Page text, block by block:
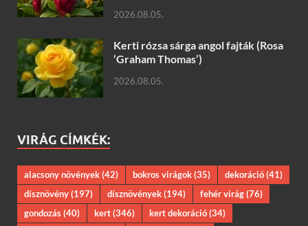
2026.08.05.
Kerti rózsa sárga angol fajták (Rosa
‘Graham Thomas’)
2026.08.05.
VIRÁG CÍMKÉK:
alacsony növények(42) bokros virágok(35) dekoráció(41)
dísznövény(197) dísznövények(194) fehér virág(76)
gondozás(40) kert(346) kert dekoráció(34)